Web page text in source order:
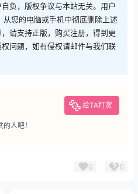
负，版权争议与本站无关。用户
您的电脑或手机中彻底删除上述
请支持正版，购买注册，得到更
问题，如有侵权请邮件与我们联
给TA打赏
人吧！
0 0